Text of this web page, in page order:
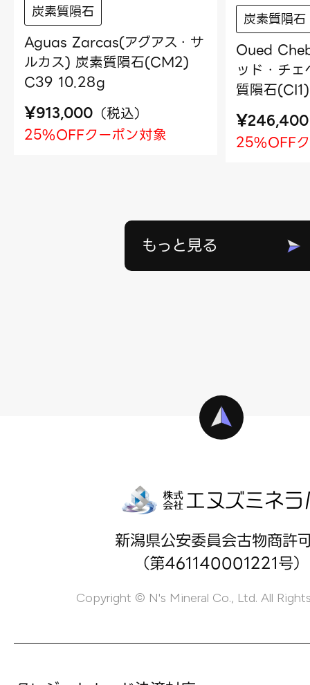
炭素質隕石
Aguas Zarcas(アグアス・サ
ルカス) 炭素質隕石(CM2)
C39 10.28g
¥913,000 （税込）
25%OFFクーポン対象
炭素質隕石
Oued
ッド・チ
質隕石
¥246,400
25%OFF
もっと見る
新潟県公安委員会古物商許
（第461140001221号）
Copyright © N's Mineral Co., Ltd. All